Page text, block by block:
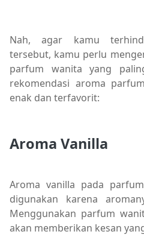
Nah, agar kamu
tersebut, kamu perlu
parfum wanita yang
rekomendasi aroma
enak dan terfavorit:
Aroma Vanilla
Aroma vanilla pada
digunakan karena
Menggunakan parfum
akan memberikan kesan